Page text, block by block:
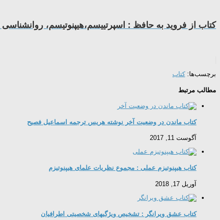
کتاب از فروید به حافظ : اسپرتییسم،هیپنوتیسم،
برچسب‌ها: کتاب
مطالب مرتبط
کتاب ماندن در وضعیت آخر نوشته هریس ترجمه اسماعیل فصیح
آگوست 11, 2017
کتاب هیپنوتیزم عملی : مجموع نظریات علمای هیپنوتیزم
آوریل 17, 2018
کتاب عشق ویرانگر : تشخیص ویژگیهای شخصیتی اطرافیان